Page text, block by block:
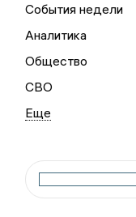
События недели
Аналитика
Общество
СВО